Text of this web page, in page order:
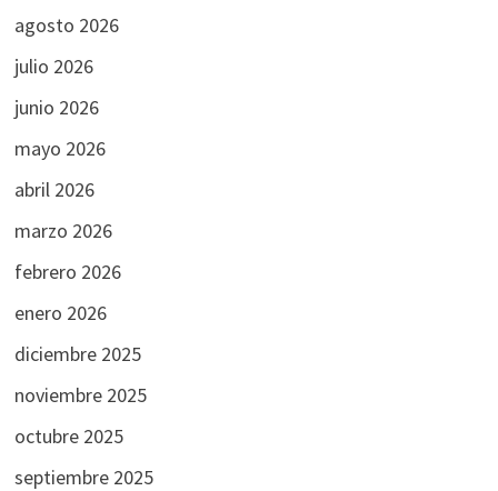
agosto 2026
julio 2026
junio 2026
mayo 2026
abril 2026
marzo 2026
febrero 2026
enero 2026
diciembre 2025
noviembre 2025
octubre 2025
septiembre 2025